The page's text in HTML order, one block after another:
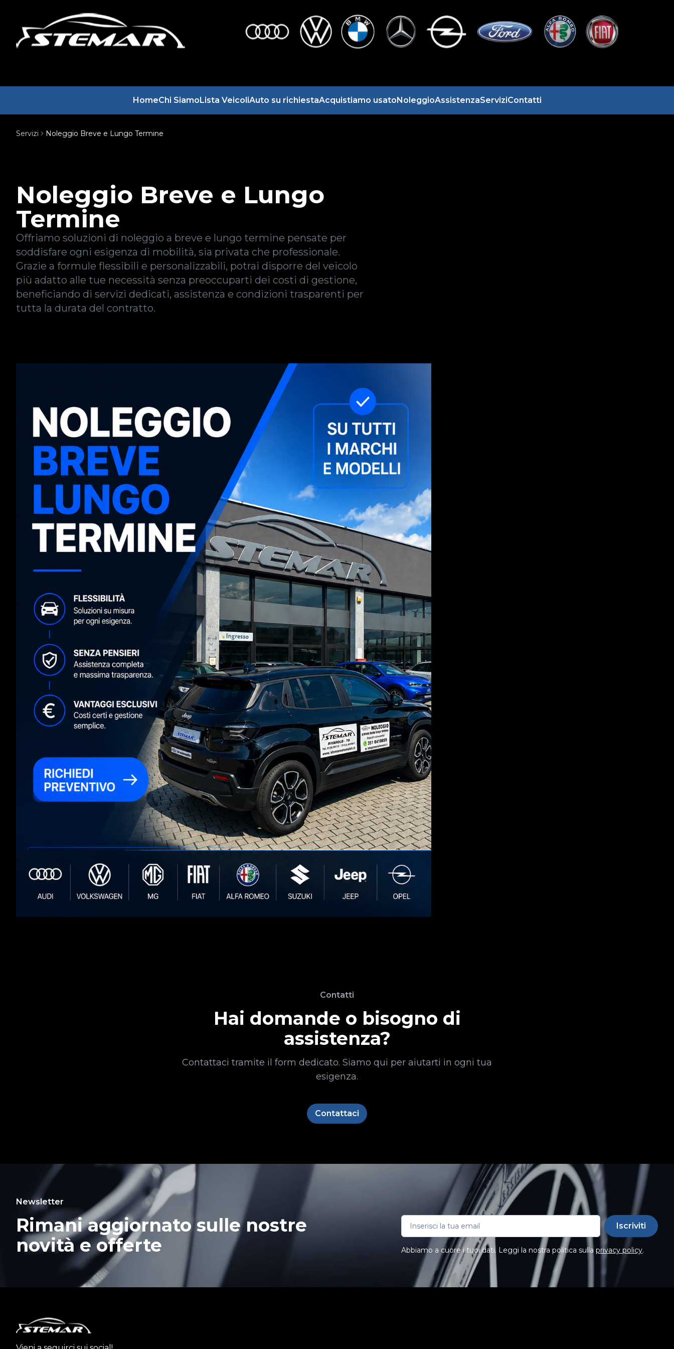
HomeChi SiamoLista VeicoliAuto su richiestaAcquistiamo usatoNoleggioAssistenzaServiziContatti
Servizi Noleggio Breve e Lungo Termine
Noleggio Breve e Lungo
Termine
Offriamo soluzioni di noleggio a breve e lungo termine pensate per
soddisfare ogni esigenza di mobilità, sia privata che professionale.
Grazie a formule flessibili e personalizzabili, potrai disporre del veicolo
più adatto alle tue necessità senza preoccuparti dei costi di gestione,
beneficiando di servizi dedicati, assistenza e condizioni trasparenti per
tutta la durata del contratto.
Contatti
Hai domande o bisogno di
assistenza?
Contattaci tramite il form dedicato. Siamo qui per aiutarti in ogni tua
esigenza.
Contattaci
Newsletter
Rimani aggiornato sulle nostre
novità e offerte
Iscriviti
Abbiamo a cuore i tuoi dati. Leggi la nostra politica sulla privacy policy.